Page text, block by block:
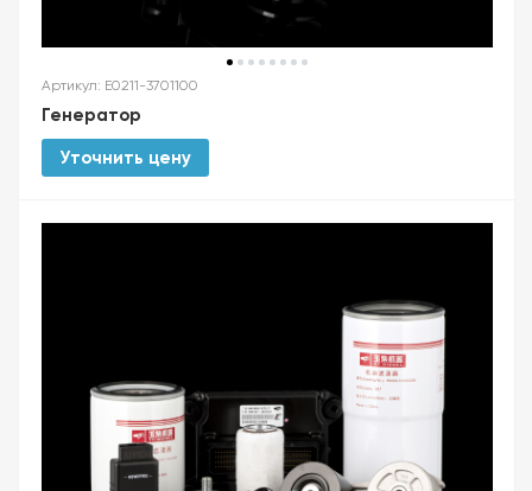
Артикул: E0211-3701100
Генератор
Уточнить цену